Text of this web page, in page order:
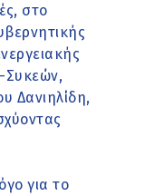
στο
Συκεών,
Δανιηλίδη,
για το